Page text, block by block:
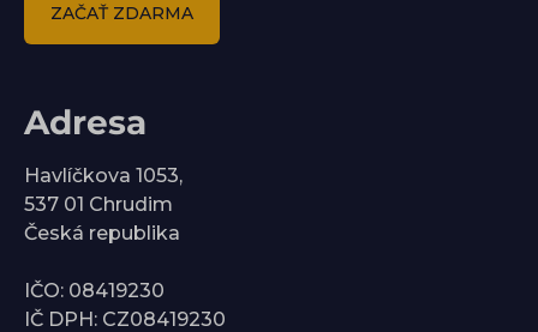
ZAČAŤ ZDARMA
Adresa
Havlíčkova 1053,
537 01 Chrudim
Česká republika
IČO: 08419230
IČ DPH: CZ08419230